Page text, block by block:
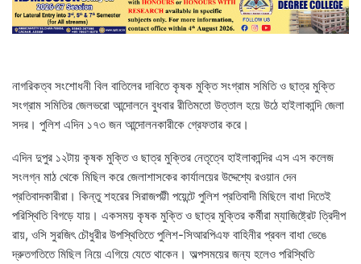
নাগরিকত্ব সংশোধনী বিল বাতিলের দাবিতে কৃষক মুক্তি সংগ্রাম সমিতি ও ছাত্র মুক্তি
সংগ্রাম সমিতির জেলভরো আন্দোলনে বুধবার রীতিমতো উত্তাল হয়ে উঠে হাইলাকান্দি জেলা
সদর। পুলিশ এদিন ১৭৩ জন আন্দোলনকারীকে গ্রেফতার করে।
এদিন দুপুর ১২টায় কৃষক মুক্তি ও ছাত্র মুক্তির নেতৃত্বে হাইলাকান্দির এস এস কলেজ
সংলগ্ন মাঠ থেকে মিছিল করে জেলাশাসকের কার্যালয়ের উদ্দেশ্যে রওয়ান দেন
প্রতিবাদকারীরা। কিন্তু শহরের সিরাজপট্টী পয়েন্টে পুলিশ প্রতিবাদী মিছিলে বাধা দিতেই
পরিস্থিতি বিগড়ে যায়। একসময় কৃষক মুক্তি ও ছাত্র মুক্তির কর্মীরা ম্যাজিষ্ট্রেট ত্রিদীপ
রায়, ওসি সুরজিৎ চৌধুরীর উপস্থিতিতে পুলিশ-সিআরপিএফ বাহিনীর প্রবল বাধা ভেঙে
দ্রুতগতিতে মিছিল নিয়ে এগিয়ে যেতে থাকেন। অল্পসময়ের জন্য হলেও পরিস্থিতি